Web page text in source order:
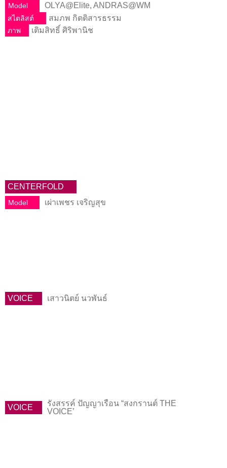
Model OLYA@Elite, ANDRAS@WM
สไตลิสต์ สมภพ กิตติสารธรรม
ภาพ เติมสิทธิ์ ศิริพานิช
CENTERFOLD
Model เผ่าเพชร เจริญสุข
VOICE เสาวนิตย์ นวพันธ์
VOICE
รังสรรค์ ปัญญาเรือน “สงกรานต์ THE
VOICE’